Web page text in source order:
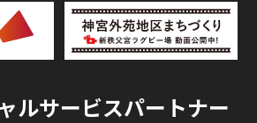
ルサービスパートナー